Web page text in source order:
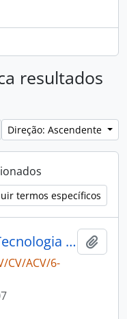
resultados
Direção: Ascendente
termos específicos
Semana da Ciência e da Tecnologia 2001
CV/ACV/6-